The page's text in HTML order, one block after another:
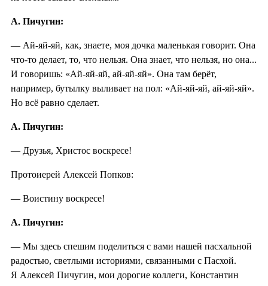
А. Пичугин:
— Ай-яй-яй, как, знаете, моя дочка маленькая говорит. Она
что-то делает, то, что нельзя. Она знает, что нельзя, но она...
И говоришь: «Ай-яй-яй, ай-яй-яй». Она там берёт,
например, бутылку выливает на пол: «Ай-яй-яй, ай-яй-яй».
Но всё равно сделает.
А. Пичугин:
— Друзья, Христос воскресе!
Протоиерей Алексей Попков:
— Воистину воскресе!
А. Пичугин:
— Мы здесь спешим поделиться с вами нашей пасхальной
радостью, светлыми историями, связанными с Пасхой.
Я Алексей Пичугин, мои дорогие коллеги, Константин